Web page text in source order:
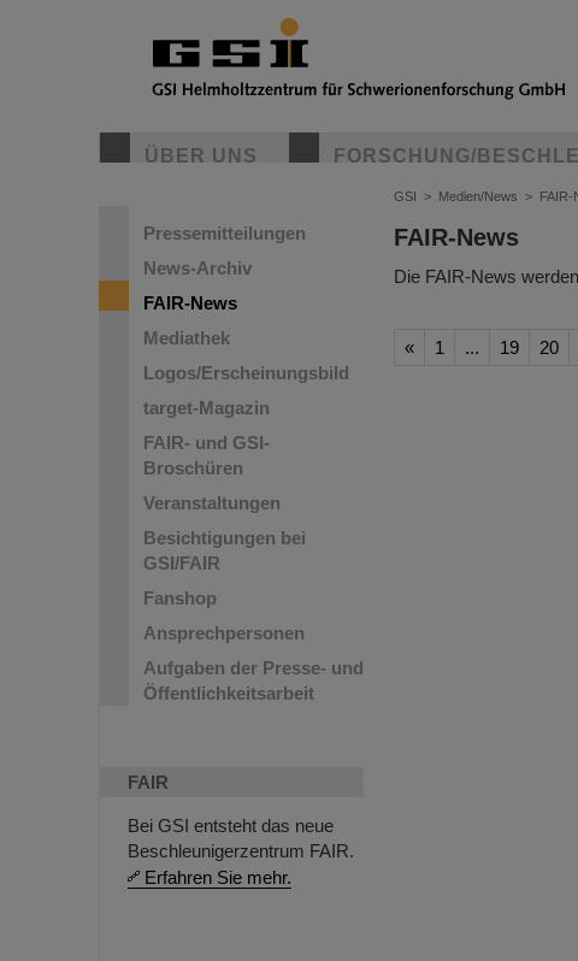
ÜBER UNS FORSCHUNG/
Pressemitteilungen
News-Archiv
FAIR-News
Mediathek
Logos/Erscheinungsbild
target-Magazin
FAIR- und GSI-
Broschüren
Veranstaltungen
Besichtigungen bei
GSI/FAIR
Fanshop
Ansprechpersonen
Aufgaben der Presse- und
Öffentlichkeitsarbeit
FAIR
Bei GSI entsteht das neue
Beschleunigerzentrum FAIR.
Erfahren Sie mehr.
GSI > Medien/News > FAIR-
FAIR-News
Die FAIR-News
« 1 ... 19 20